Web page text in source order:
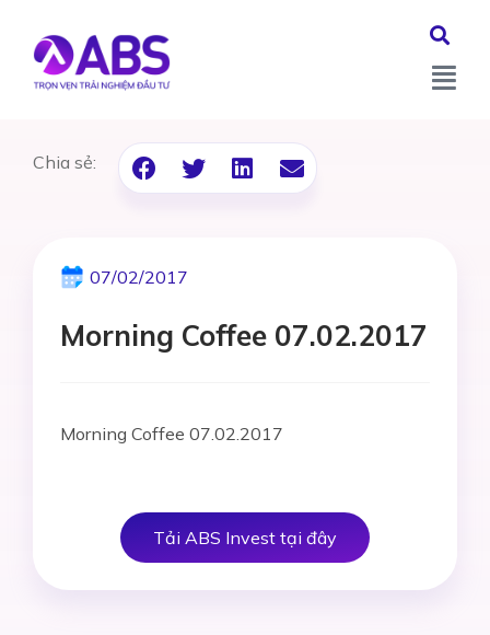
Chia sẻ:
07/02/2017
Morning Coffee 07.02.2017
Morning Coffee 07.02.2017
Tải ABS Invest tại đây